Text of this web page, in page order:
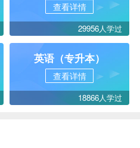
查看详情
29956人学过
英语（专升本）
查看详情
18866人学过